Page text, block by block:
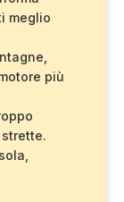
meglio
più